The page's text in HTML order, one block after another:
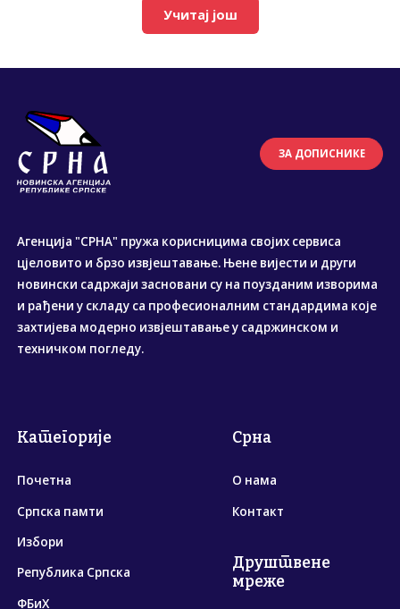
Учитај још
ЗА ДОПИСНИКЕ
Агенција "СРНА" пружа корисницима својих сервиса
цјеловито и брзо извјештавање. Њене вијести и други
новински садржаји засновани су на поузданим изворима
и рађени у складу са професионалним стандардима које
захтијева модерно извјештавање у садржинском и
техничком погледу.
Категорије
Почетна
Српска памти
Избори
Република Српска
ФБиХ
Срна
О нама
Контакт
Друштвене
мреже